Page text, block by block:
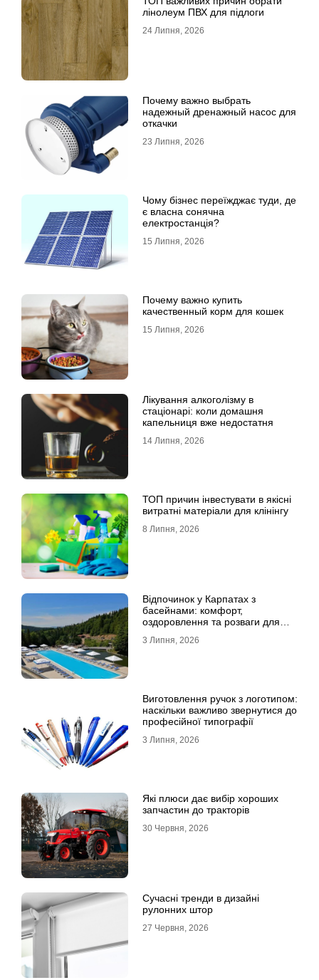
лінолеум ПВХ для підлоги
24 Липня, 2026
Почему важно выбрать
надежный дренажный насос для
откачки
23 Липня, 2026
Чому бізнес переїжджає туди, де
є власна сонячна
електростанція?
15 Липня, 2026
Почему важно купить
качественный корм для кошек
15 Липня, 2026
Лікування алкоголізму в
стаціонарі: коли домашня
капельниця вже недостатня
14 Липня, 2026
ТОП причин інвестувати в якісні
витратні матеріали для клінінгу
8 Липня, 2026
Відпочинок у Карпатах з
басейнами: комфорт,
оздоровлення та розваги для
3 Липня, 2026
Виготовлення ручок з логотипом:
наскільки важливо звернутися до
професійної типографії
3 Липня, 2026
Які плюси дає вибір хороших
запчастин до тракторів
30 Червня, 2026
Сучасні тренди в дизайні
рулонних штор
27 Червня, 2026